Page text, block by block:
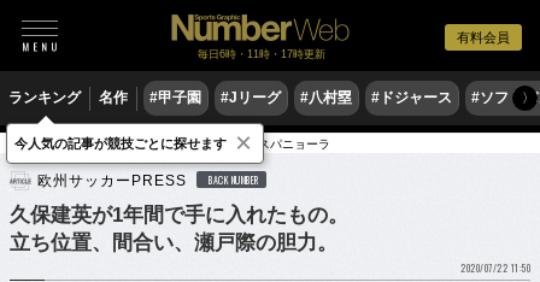
有料会員
毎日6時・11時・17時更新
ランキング 名作 #甲子園 #Jリーグ #八村塁 #ドジャース #ソフト〉
サッカー 海外サッカー リーガ・エスパニョーラ
欧州サッカーPRESS BACK NUMBER
久保建英が1年間で手に入れたもの。
立ち位置、間合い、瀬戸際の胆力。
2020/07/22 11:50
今人気の記事が競技ごとに探せます ×